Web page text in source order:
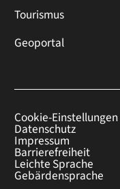
Tourismus
Geoportal
Cookie-Einstellungen
Datenschutz
Impressum
Barrierefreiheit
Leichte Sprache
Gebärdensprache